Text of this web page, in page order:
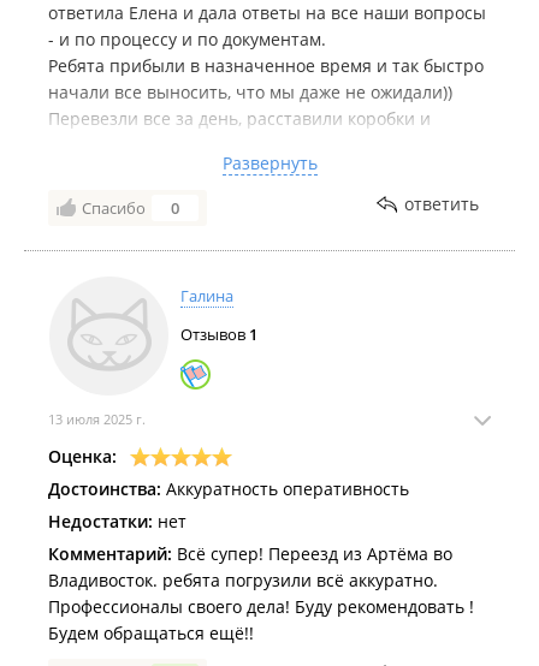
ответила Елена и дала ответы на все наши вопросы
- и по процессу и по документам.
Ребята прибыли в назначенное время и так быстро
начали все выносить, что мы даже не ожидали))
Перевезли все за день, расставили коробки и
Мы остались очень довольны!
Сами ребята адекватные, работящие, с чувством
юмора. Алексей компетентный руководитель. По
документам все выставили оперативно и отправили
Всем рекомендую данную компанию, если
понадобятся вновь услуги такого плана, у меня уже
есть фаворит :)
Развернуть
Спасибо 0 ответить
Галина
Отзывов 1
13 июля 2025 г.
Оценка:
Достоинства: Аккуратность оперативность
Недостатки: нет
Комментарий: Всё супер! Переезд из Артёма во
Владивосток. ребята погрузили всё аккуратно.
Профессионалы своего дела! Буду рекомендовать !
Будем обращаться ещё!!